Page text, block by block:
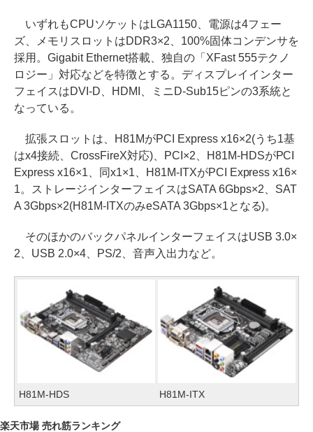
いずれもCPUソケットはLGA1150、電源は4フェー
ズ、メモリスロットはDDR3×2、100%固体コンデンサを
採用。Gigabit Ethernet搭載、独自の「XFast 555テクノ
ロジー」対応などを特徴とする。ディスプレイインター
フェイスはDVI-D、HDMI、ミニD-Sub15ピンの3系統と
なっている。
拡張スロットは、H81MがPCI Express x16×2(うち1基
はx4接続、CrossFireX対応)、PCI×2、H81M-HDSがPCI
Express x16×1、同x1×1、H81M-ITXがPCI Express x16×
1。ストレージインターフェイスはSATA 6Gbps×2、SAT
A 3Gbps×2(H81M-ITXのみeSATA 3Gbps×1となる)。
そのほかのバックパネルインターフェイスはUSB 3.0×
2、USB 2.0×4、PS/2、音声入出力など。
H81M-HDS H81M-ITX
楽天市場 売れ筋ランキング